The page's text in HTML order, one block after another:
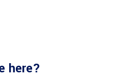
here?